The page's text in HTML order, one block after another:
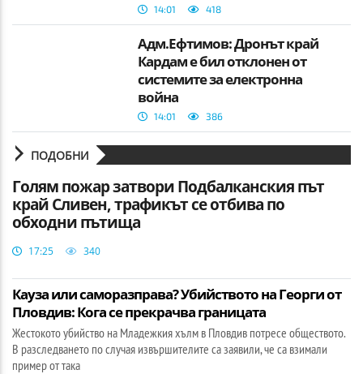
14:01 418
Адм.Ефтимов: Дронът край
Кардам е бил отклонен от
системите за електронна
война
14:01 386
ПОДОБНИ
Голям пожар затвори Подбалканския път
край Сливен, трафикът се отбива по
обходни пътища
17:25 340
Кауза или саморазправа? Убийството на Георги от
Пловдив: Кога се прекрачва границата
Жестокото убийство на Младежкия хълм в Пловдив потресе обществото.
В разследването по случая извършителите са заявили, че са взимали
пример от така